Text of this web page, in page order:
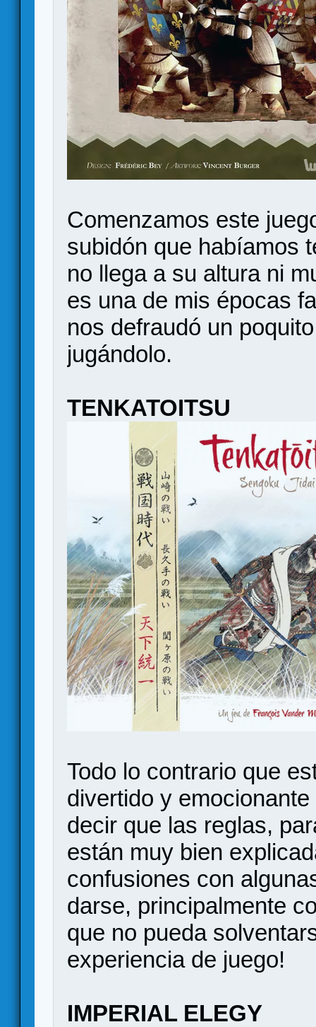
Comenzamos este
subidón que habíamos
no llega a su altura ni
es una de mis épocas
nos defraudó un
jugándolo.
TENKATOITSU
Todo lo contrario que
divertido y
decir que las reglas,
están muy bien
confusiones con
darse, principalmente
que no pueda
experiencia de juego!
IMPERIAL ELEGY